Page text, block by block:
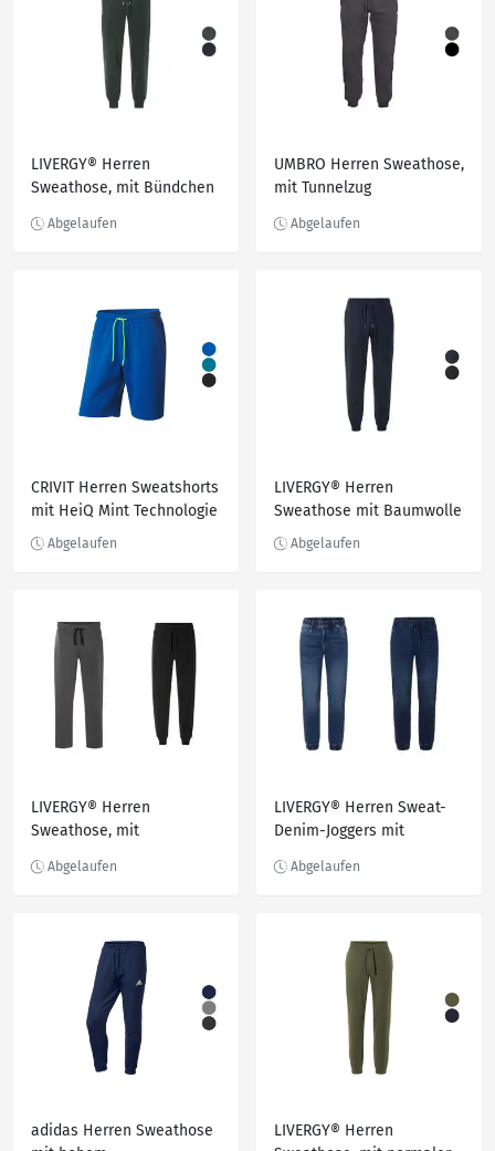
LIVERGY® Herren
Sweathose, mit Bündchen
UMBRO Herren Sweathose,
mit Tunnelzug
CRIVIT Herren Sweatshorts
mit HeiQ Mint Technologie
LIVERGY® Herren
Sweathose mit Baumwolle
LIVERGY® Herren
Sweathose, mit
LIVERGY® Herren Sweat-
Denim-Joggers mit
adidas Herren Sweathose
LIVERGY® Herren